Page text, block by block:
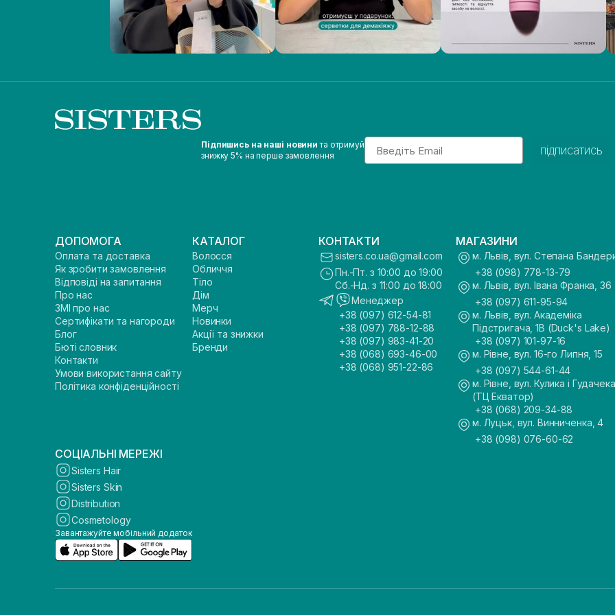
Підпишись на наші новини та отримуй
знижку 5% на перше замовлення
Email
підписатись
ДОПОМОГА
Оплата та доставка
Як зробити замовлення
Відповіді на запитання
Про нас
ЗМІ про нас
Сертифікати та нагороди
Блог
Бюті словник
Контакти
Умови використання сайту
Політика конфіденційності
КАТАЛОГ
Волосся
Обличчя
Тіло
Дім
Мерч
Новинки
Акції та знижки
Бренди
КОНТАКТИ
sisters.co.ua@gmail.com
Пн.-Пт. з 10:00 до 19:00
Сб.-Нд. з 11:00 до 18:00
Менеджер
+38 (097) 612-54-81
+38 (097) 788-12-88
+38 (097) 983-41-20
+38 (068) 693-46-00
+38 (068) 951-22-86
МАГАЗИНИ
м. Львів, вул. Степана
+38 (098) 778-13-79
м. Львів, вул. Івана Франка, 36
+38 (097) 611-95-94
м. Львів, вул. Академіка
Підстригача, 1В (Duck's Lake)
+38 (097) 101-97-16
м. Рівне, вул. 16-го Липня, 15
+38 (097) 544-61-44
м. Рівне, вул. Кулика і
(ТЦ Екватор)
+38 (068) 209-34-88
м. Луцьк, вул. Винниченка, 4
+38 (098) 076-60-62
СОЦІАЛЬНІ МЕРЕЖІ
Sisters Hair
Sisters Skin
Distribution
Cosmetology
Завантажуйте мобільний додаток